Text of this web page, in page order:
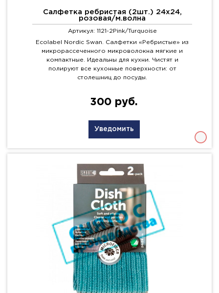
Салфетка ребристая (2шт.) 24х24,
розовая/м.волна
Артикул: 1121-2Pink/Turquoise
Ecolabel Nordic Swan. Салфетки «Ребристые» из
микрорассеченного микроволокна мягкие и
компактные. Идеальны для кухни. Чистят и
полируют все кухонные поверхности: от
столешниц до посуды.
300 руб.
Уведомить